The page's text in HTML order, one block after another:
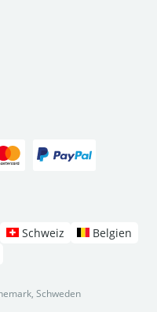
Schweiz
Belgien
Schweden